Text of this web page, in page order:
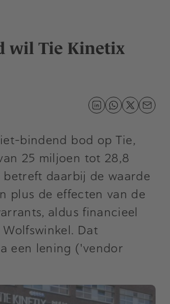
wil Tie Kinetix
bindend bod op Tie,
25 miljoen tot 28,8
daarbij de waarde
plus de effecten van de
aldus financieel
Dat
een lening ('vendor